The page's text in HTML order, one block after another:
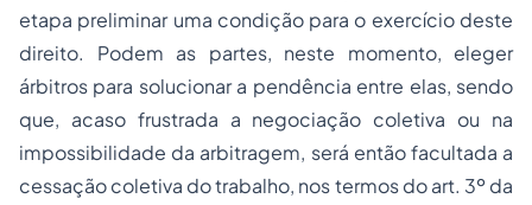
etapa preliminar uma condição para o exercício deste
direito. Podem as partes, neste momento, eleger
árbitros para solucionar a pendência entre elas, sendo
que, acaso frustrada a negociação coletiva ou na
impossibilidade da arbitragem, será então facultada a
cessação coletiva do trabalho, nos termos do art. 3º da